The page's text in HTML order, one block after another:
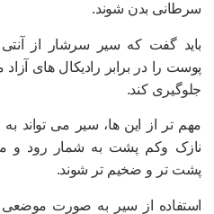
بدن شوند.
گفت که سیر سرشار از آنتی
را در برابر رادیکال های آزاد
کند.
تر از این ها، سیر می تواند به
وکم پشت به شمار رود و
تر و ضخیم تر شوند.
از سیر به صورت موضعی